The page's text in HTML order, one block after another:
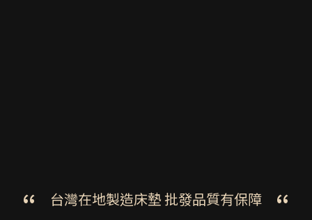
台灣在地製造床墊批發品質有保障